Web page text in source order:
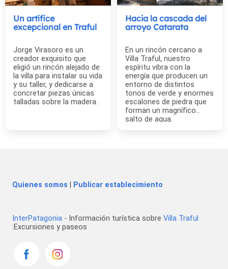
Un artífice
excepcional en Traful
Jorge Virasoro es un
creador exquisito que
eligió un rincón alejado de
la villa para instalar su vida
y su taller, y dedicarse a
concretar piezas únicas
talladas sobre la madera.
Hacia la cascada del
arroyo Catarata
En un rincón cercano a
Villa Traful, nuestro
espíritu vibra con la
energía que producen un
entorno de distintos
tonos de verde y enormes
escalones de piedra que
forman un magnífico
salto de agua.
Quienes somos Publicar establecimiento
InterPatagonia - Información turística sobre Villa Traful
:Excursiones y paseos